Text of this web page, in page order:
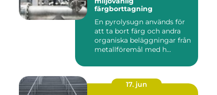
färgborttagning
En pyrolysugn används för
att ta bort färg och andra
organiska beläggningar från
metallföremål med h...
17. jun